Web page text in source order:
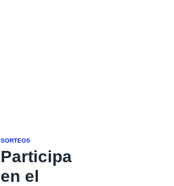
SORTEOS
Participa
en el